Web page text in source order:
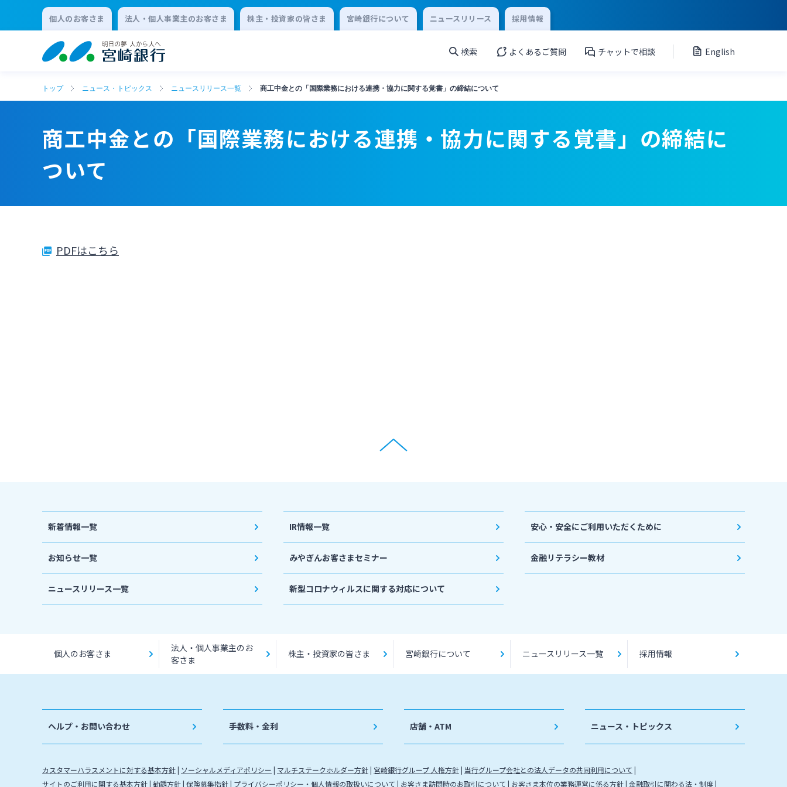
個人のお客さま 法人・個人事業主のお客さま 株主・投資家の皆さま 宮崎銀行について ニュースリリース 採用情報
検索 よくあるご質問 チャットで相談 English
トップ ニュース・トピックス ニュースリリース一覧 商工中金との「国際業務における連携・協力に関する覚書」の締結について
商工中金との「国際業務における連携・協力に関する覚書」の締結に
ついて
PDFはこちら
新着情報一覧
お知らせ一覧
ニュースリリース一覧
IR情報一覧
みやぎんお客さまセミナー
新型コロナウィルスに関する対応について
安心・安全にご利用いただくために
金融リテラシー教材
個人のお客さま
法人・個人事業主のお
客さま
株主・投資家の皆さま 宮崎銀行について ニュースリリース一覧 採用情報
ヘルプ・お問い合わせ 手数料・金利 店舗・ATM ニュース・トピックス
カスタマーハラスメントに対する基本方針 ソーシャルメディアポリシー マルチステークホルダー方針 宮崎銀行グループ 人権方針 当行グループ会社との法人データの共同利用について
サイトのご利用に関する基本方針 勧誘方針 保険募集指針 プライバシーポリシー・個人情報の取扱いについて お客さま訪問時のお取引について お客さま本位の業務運営に係る方針 金融取引に関わる法・制度